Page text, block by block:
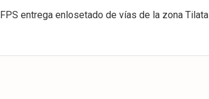
FPS entrega enlosetado de vías de la zona Tilata